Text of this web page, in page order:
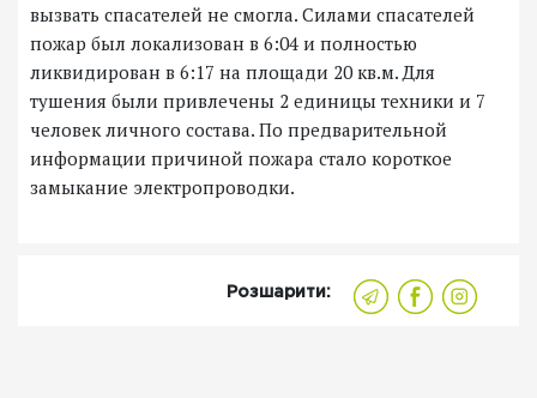
вызвать спасателей не смогла. Силами спасателей
пожар был локализован в 6:04 и полностью
ликвидирован в 6:17 на площади 20 кв.м. Для
тушения были привлечены 2 единицы техники и 7
человек личного состава. По предварительной
информации причиной пожара стало короткое
замыкание электропроводки.
Розшарити: